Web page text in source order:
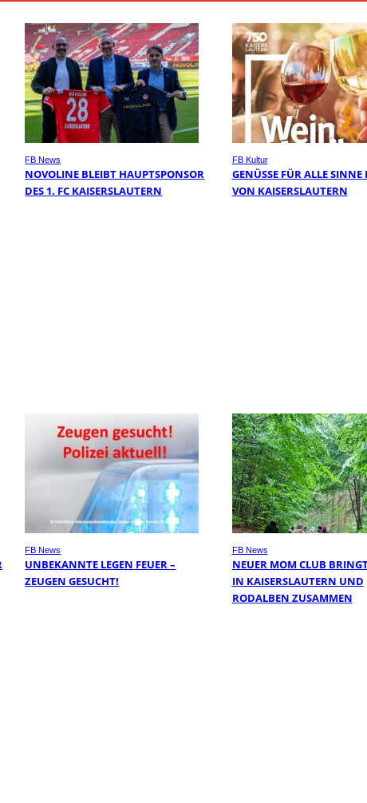
FB News
NOVOLINE BLEIBT HAUPTSPONSOR
DES 1. FC KAISERSLAUTERN
FB Kultur
GENÜSSE FÜR ALLE SINNE
VON KAISERSLAUTERN
FB News
UNBEKANNTE LEGEN FEUER –
ZEUGEN GESUCHT!
FB News
NEUER MOM CLUB
IN KAISERSLAUTERN UND
RODALBEN ZUSAMMEN